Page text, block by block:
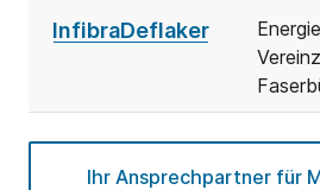
InfibraDeflaker
Ihr Ansprechpartner für